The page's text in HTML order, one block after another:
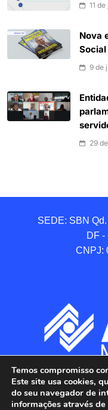
11
Nova
9 de
29
SEDE: SBN
DF -
CNPJ:
Temos compromisso
Este site usa cookies,
do seu navegador de
informações através